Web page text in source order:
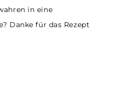
in eine
Danke für das Rezept